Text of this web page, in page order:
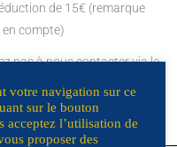
de 15€ (remarque
en compte)
pas à nous contacter via le
votre navigation sur ce
sur le bouton
acceptez l’utilisation de
proposer des